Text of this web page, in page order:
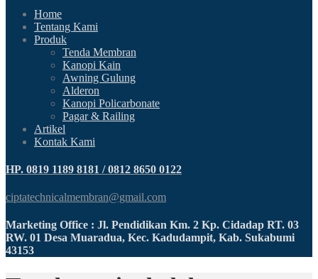
Home
Tentang Kami
Produk
Tenda Membran
Kanopi Kain
Awning Gulung
Alderon
Kanopi Policarbonate
Pagar & Railing
Artikel
Kontak Kami
HP. 0819 1189 8181 / 0812 8650 0122
ciptatechnicalmembran@gmail.com
Marketing Office : Jl. Pendidikan Km. 2 Kp. Cidadap RT. 03
RW. 01 Desa Muaradua, Kec. Kadudampit, Kab. Sukabumi
43153